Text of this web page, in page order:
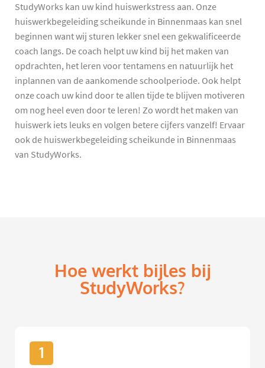
StudyWorks kan uw kind huiswerkstress aan. Onze
huiswerkbegeleiding scheikunde in Binnenmaas kan snel
beginnen want wij sturen lekker snel een gekwalificeerde
coach langs. De coach helpt uw kind bij het maken van
opdrachten, het leren voor tentamens en natuurlijk het
inplannen van de aankomende schoolperiode. Ook helpt
onze coach uw kind door te allen tijde te blijven motiveren
om nog heel even door te leren! Zo wordt het maken van
huiswerk iets leuks en volgen betere cijfers vanzelf! Ervaar
ook de huiswerkbegeleiding scheikunde in Binnenmaas
van StudyWorks.
Hoe werkt bijles bij
StudyWorks?
1